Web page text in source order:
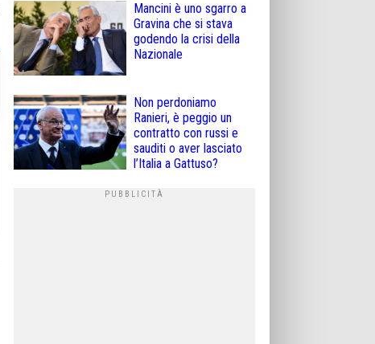
Mancini è uno sgarro a
Gravina che si stava
godendo la crisi della
Nazionale
Non perdoniamo
Ranieri, è peggio un
contratto con russi e
sauditi o aver lasciato
l’Italia a Gattuso?